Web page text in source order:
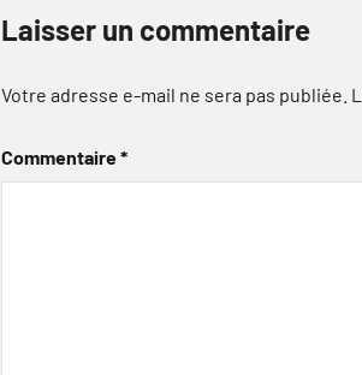
Laisser un commentaire
Votre adresse e-mail ne sera pas publiée.
Commentaire*